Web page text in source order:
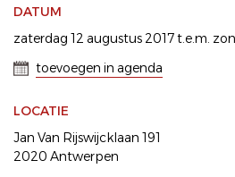
DATUM
zaterdag 12 augustus 2017 t.e.m.
toevoegen in agenda
LOCATIE
Jan Van Rijswijcklaan 191
2020 Antwerpen